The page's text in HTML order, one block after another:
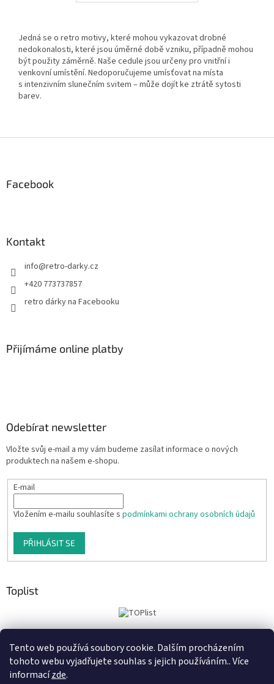
Tento web používá soubory cookie. Dalším procházením
tohoto webu vyjadřujete souhlas s jejich používáním.. Více
informacízde.
Jedná se o retro motivy, které mohou vykazovat drobné
nedokonalosti, které jsou úměrné době vzniku, případně mohou
být použity záměrně. Naše cedule jsou určeny pro vnitřní i
venkovní umístění. Nedoporučujeme umísťovat na místa
s intenzivním slunečním svitem – může dojít ke ztrátě sytosti
barev.
Facebook
Kontakt
info@retro-darky.cz
+420 773737857
retro dárky na Facebooku
Přijímáme online platby
Odebírat newsletter
Vložte svůj e-mail a my vám budeme zasílat informace o nových
produktech na našem e-shopu.
E-mail
Vložením e-mailu souhlasíte s podmínkami ochrany osobních údajů
PŘIHLÁSIT SE
Toplist
Tiskoteka.cz Krowki.cz Cedule-Cedulky.cz